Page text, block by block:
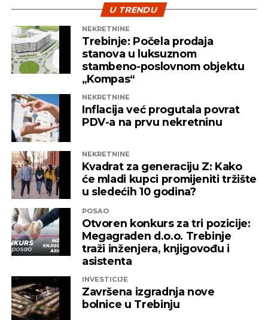
U TRENDU
NEKRETNINE
Trebinje: Počela prodaja
stanova u luksuznom
stambeno-poslovnom objektu
„Kompas“
NEKRETNINE
Inflacija već progutala povrat
PDV-a na prvu nekretninu
NEKRETNINE
Kvadrat za generaciju Z: Kako
će mladi kupci promijeniti tržište
u sledećih 10 godina?
POSAO
Otvoren konkurs za tri pozicije:
Megagraden d.o.o. Trebinje
traži inženjera, knjigovođu i
asistenta
INVESTICIJE
Završena izgradnja nove
bolnice u Trebinju